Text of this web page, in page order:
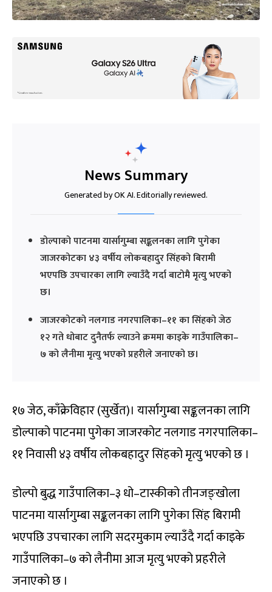
News Summary
Generated by OK AI. Editorially reviewed.
डोल्पाको पाटनमा यार्सागुम्बा सङ्कलनका लागि पुगेका
जाजरकोटका ४३ वर्षीय लोकबहादुर सिंहको बिरामी
भएपछि उपचारका लागि ल्याउँदै गर्दा बाटोमै मृत्यु भएको
छ।
जाजरकोटको नलगाड नगरपालिका–११ का सिंहको जेठ
१२ गते धोबाट दुनैतर्फ ल्याउने क्रममा काइके गाउँपालिका–
७ को लैनीमा मृत्यु भएको प्रहरीले जनाएको छ।
१७ जेठ, काँक्रेविहार (सुर्खेत)। यार्सागुम्बा सङ्कलनका लागि
डोल्पाको पाटनमा पुगेका जाजरकोट नलगाड नगरपालिका–
११ निवासी ४३ वर्षीय लोकबहादुर सिंहको मृत्यु भएको छ ।
डोल्पो बुद्ध गाउँपालिका–३ धो–टास्कीको तीनजङ्खोला
पाटनमा यार्सागुम्बा सङ्कलनका लागि पुगेका सिंह बिरामी
भएपछि उपचारका लागि सदरमुकाम ल्याउँदै गर्दा काइके
गाउँपालिका–७ को लैनीमा आज मृत्यु भएको प्रहरीले
जनाएको छ ।